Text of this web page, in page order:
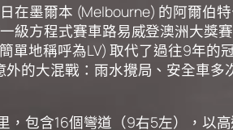
在墨爾本 (Melbourne) 的阿爾伯
方程式賽車路易威登澳洲大獎
地稱呼為LV) 取代了過往9年的
的大混戰：雨水攪局、安全車
包含16個彎道（9右5左），以